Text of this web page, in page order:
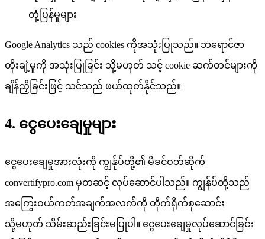
တုံ့ပြန်မှုများ
Google Analytics သည် cookies ကိုအသုံးပြုသည်။ ဘရောင်ဇာ
တိုးချဲ့မှုကို အသုံးပြုခြင်း သို့မဟုတ် သင့် cookie ဆက်တင်များကို
ချိန်ညှိခြင်းဖြင့် သင်သည် ဖယ်ထုတ်နိုင်သည်။
4. ငွေပေးချေမှုများ
ငွေပေးချေမှုအားလုံးကို ကျွန်ုပ်တို့၏ မိခင်ဝဘ်ဆိုက်
convertifypro.com မှတဆင့် လုပ်ဆောင်ပါသည်။ ကျွန်ုပ်တို့သည်
အကြွေးဝယ်ကတ်အချက်အလက်ကို တိုက်ရိုက်စုဆောင်း
သို့မဟုတ် သိမ်းဆည်းခြင်းမပြုပါ။ ငွေပေးချေမှုလုပ်ဆောင်ခြင်း